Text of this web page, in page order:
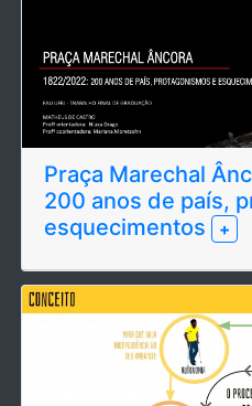
Praça Marechal
200 anos de país,
esquecimentos
+